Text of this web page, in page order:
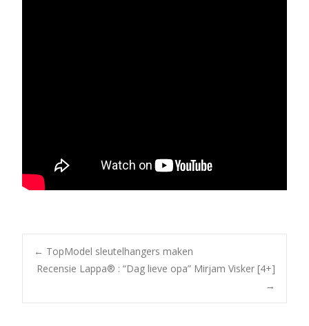
Bericht
navigatie
← TopModel sleutelhangers maken
Recensie Lappa® : “Dag lieve opa” Mirjam Visker [4+]
→